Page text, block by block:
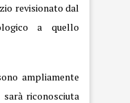
revisionato dal
a quello
ampliamente
riconosciuta